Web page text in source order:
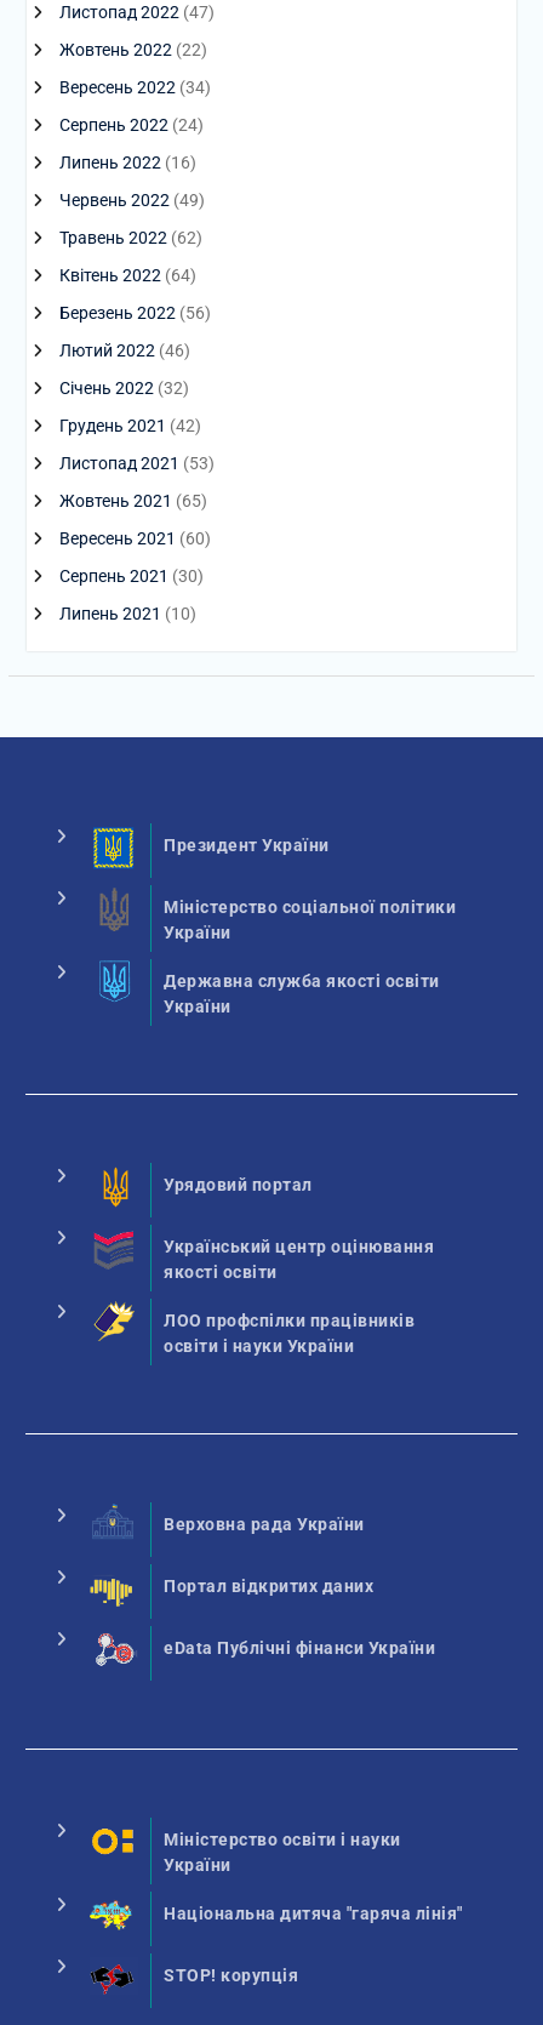
Листопад 2022 (47)
Жовтень 2022 (22)
Вересень 2022 (34)
Серпень 2022 (24)
Липень 2022 (16)
Червень 2022 (49)
Травень 2022 (62)
Квітень 2022 (64)
Березень 2022 (56)
Лютий 2022 (46)
Січень 2022 (32)
Грудень 2021 (42)
Листопад 2021 (53)
Жовтень 2021 (65)
Вересень 2021 (60)
Серпень 2021 (30)
Липень 2021 (10)
Президент України
Міністерство соціальної політики
України
Державна служба якості освіти
України
Урядовий портал
Український центр оцінювання
якості освіти
ЛОО профспілки працівників
освіти і науки України
Верховна рада України
Портал відкритих даних
eData Публічні фінанси України
Міністерство освіти і науки
України
Національна дитяча "гаряча лінія"
STOP! корупція